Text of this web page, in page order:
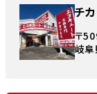
チ
〒
岐